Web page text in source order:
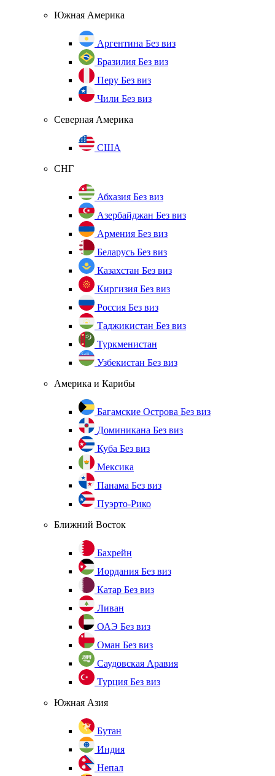
Южная Америка
Аргентина Без виз
Бразилия Без виз
Перу Без виз
Чили Без виз
Северная Америка
США
СНГ
Абхазия Без виз
Азербайджан Без виз
Армения Без виз
Беларусь Без виз
Казахстан Без виз
Киргизия Без виз
Россия Без виз
Таджикистан Без виз
Туркменистан
Узбекистан Без виз
Америка и Карибы
Багамские Острова Без виз
Доминикана Без виз
Куба Без виз
Мексика
Панама Без виз
Пуэрто-Рико
Ближний Восток
Бахрейн
Иордания Без виз
Катар Без виз
Ливан
ОАЭ Без виз
Оман Без виз
Саудовская Аравия
Турция Без виз
Южная Азия
Бутан
Индия
Непал